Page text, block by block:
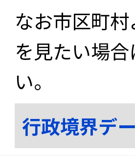
なお市区町
を見たい場
い。
行政境界デ